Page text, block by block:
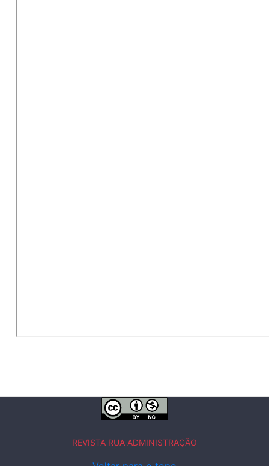
REVISTA RUA ADMINISTRAÇÃO